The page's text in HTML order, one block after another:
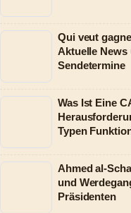
Qui veut
Aktuelle News
Sendetermine
Was Ist Eine
Typen
Ahmed al-
und
Präsidenten